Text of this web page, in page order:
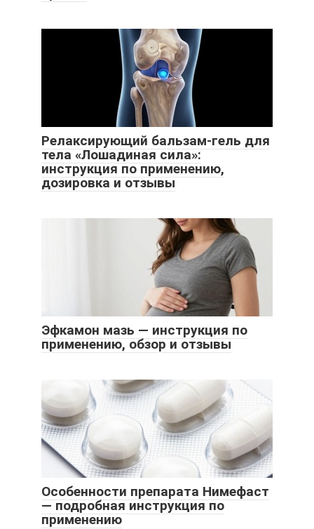
Релаксирующий бальзам-гель для
тела «Лошадиная сила»:
инструкция по применению,
дозировка и отзывы
Эфкамон мазь — инструкция по
применению, обзор и отзывы
Особенности препарата Нимефаст
— подробная инструкция по
применению